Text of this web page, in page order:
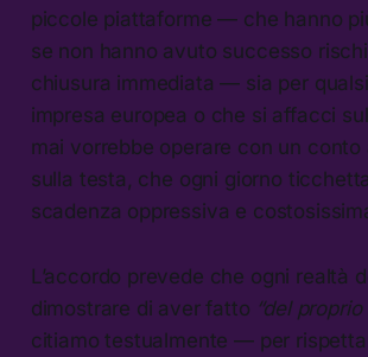
piccole piattaforme — che hanno
se non hanno avuto successo
chiusura immediata — sia per
impresa europea o che si affacci
mai vorrebbe operare con un conto
sulla testa, che ogni giorno
scadenza oppressiva e
L’accordo prevede che ogni realtà
dimostrare di aver fatto “del
citiamo testualmente — per